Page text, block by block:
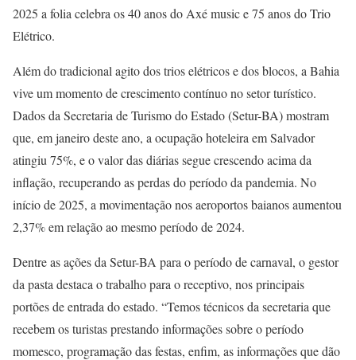
2025 a folia celebra os 40 anos do Axé music e 75 anos do Trio
Elétrico.
Além do tradicional agito dos trios elétricos e dos blocos, a Bahia
vive um momento de crescimento contínuo no setor turístico.
Dados da Secretaria de Turismo do Estado (Setur-BA) mostram
que, em janeiro deste ano, a ocupação hoteleira em Salvador
atingiu 75%, e o valor das diárias segue crescendo acima da
inflação, recuperando as perdas do período da pandemia. No
início de 2025, a movimentação nos aeroportos baianos aumentou
2,37% em relação ao mesmo período de 2024.
Dentre as ações da Setur-BA para o período de carnaval, o gestor
da pasta destaca o trabalho para o receptivo, nos principais
portões de entrada do estado. “Temos técnicos da secretaria que
recebem os turistas prestando informações sobre o período
momesco, programação das festas, enfim, as informações que dão